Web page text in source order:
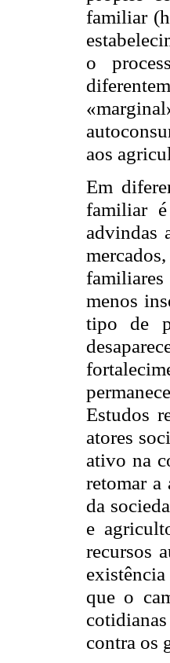
familiar
o
aos
Em
familiar
advindas
familiares
menos
tipo de
Estudos
atores
ativo na
retomar a
da
e
recursos
que o
contra os